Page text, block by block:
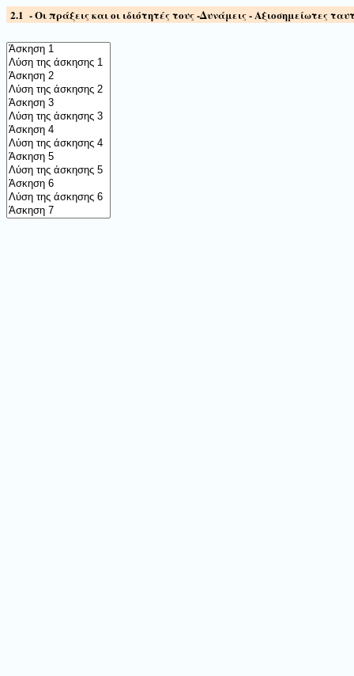
2.1 -Oι πράξεις και οι ιδιότητές τους -Δυνάμεις - Αξιοσημείωτες